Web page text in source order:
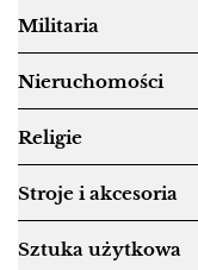
Militaria
Nieruchomości
Religie
Stroje i akcesoria
Sztuka użytkowa